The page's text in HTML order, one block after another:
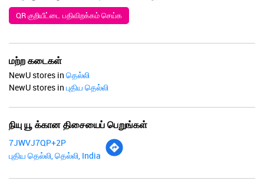
QR குறியீட்டை பதிவிறக்கம் செய்க
மற்ற கடைகள்
NewU stores in தெல்லி
NewU stores in புதிய தெல்லி
நியு யூ க்கான திசையைப் பெறுங்கள்
7JWVJ7QP+2P
புதிய தெல்லி, தெல்லி, India